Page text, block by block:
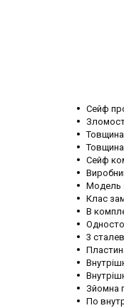
Сейф
Товщина
Товщина
Сейф
Модель
Клас
В
3
Зйомна
По